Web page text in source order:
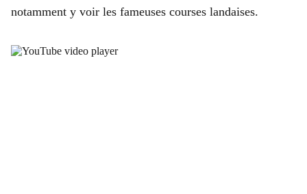
notamment y voir les fameuses courses landaises.